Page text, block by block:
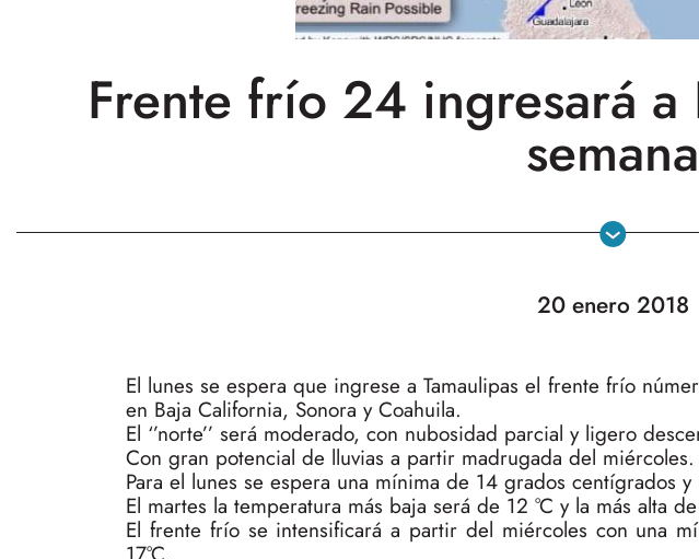
Frente frío 24 ingresará a
semana
20 enero 2018
El lunes se espera que ingrese a Tamaulipas el frente frío
en Baja California, Sonora y Coahuila.
El ‘’norte’’ será moderado, con nubosidad parcial y ligero
Con gran potencial de lluvias a partir madrugada del miércoles.
Para el lunes se espera una mínima de 14 grados centígrados
El martes la temperatura más baja será de 12 °C y la más alta
El frente frío se intensificará a partir del miércoles con una